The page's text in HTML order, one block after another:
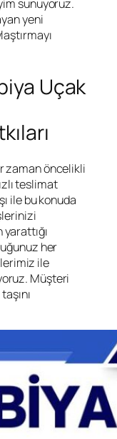
sunuyoruz.
yeni
Uçak
zaman öncelikli
teslimat
ile bu konuda
her
ile
Müşteri